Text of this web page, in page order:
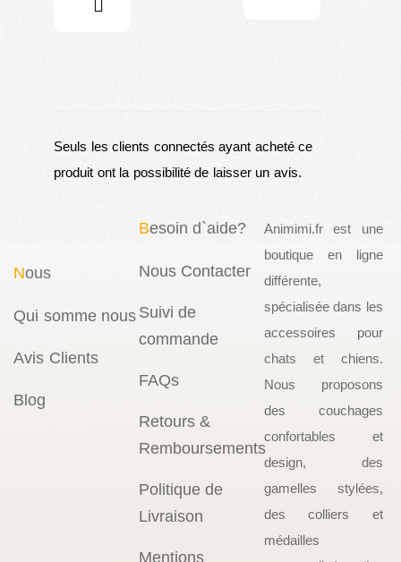
Seuls les clients connectés ayant acheté ce
produit ont la possibilité de laisser un avis.
Nous
Qui somme nous
Avis Clients
Blog
Besoin d`aide?
Nous Contacter
Suivi de
commande
FAQs
Retours &
Remboursements
Politique de
Livraison
Mentions
Animimi.fr est une
boutique en ligne
différente,
spécialisée dans les
accessoires pour
chats et chiens.
Nous proposons
des couchages
confortables et
design, des
gamelles stylées,
des colliers et
médailles